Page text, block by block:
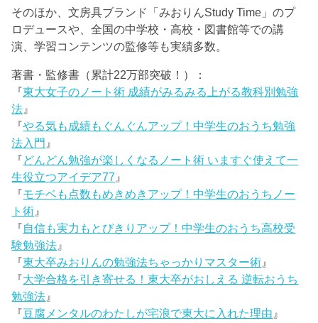
そのほか、文房具ブランド「みおりんStudy Time」のプ
ロデュースや、全国の中学校・高校・図書館等での講
演、学習コンテンツの監修等も実績多数。
著書・監修書（累計22万部突破！）：
『東大女子のノート術 成績がみるみる上がる教科別勉強
法 』
『やる気も成績もぐんぐんアップ！中学生のおうち勉強
法入門 』
『どんどん勉強が楽しくなるノート術 いますぐ使えて一
生役立つアイデア77 』
『モチベも点数もめきめきアップ！中学生のおうちノー
ト術 』
『自信も実力もとびきりアップ！中学生のおうち高校受
験勉強法 』
『東大卒みおりんの勉強法ちゃっかりマスター術 』
『大学合格を引き寄せる！東大卒がおしえる 逆転おうち
勉強法 』
『豆腐メンタルのわたしが宅浪で東大に入れた理由 』